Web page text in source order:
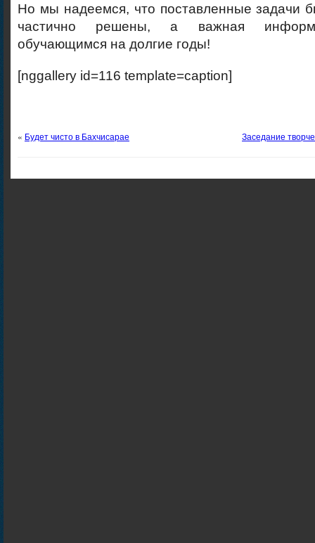
Но мы надеемся, что поставленные задачи
частично решены, а важная
обучающимся на долгие годы!
[nggallery id=116 template=caption]
« Будет чисто в Бахчисарае Заседание